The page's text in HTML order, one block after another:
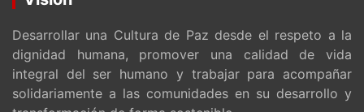
Desarrollar una Cultura de Paz desde el respeto a la
dignidad humana, promover una calidad de vida
integral del ser humano y trabajar para acompañar
solidariamente a las comunidades en su desarrollo y